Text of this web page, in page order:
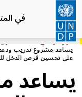
تجاوز
إلى
المحتوى
الرئيسي
في
الرئيسيةفي المنطقة
يساعد مشروع تدريب ودعم
على تحسين فرص الدخل
يساعد